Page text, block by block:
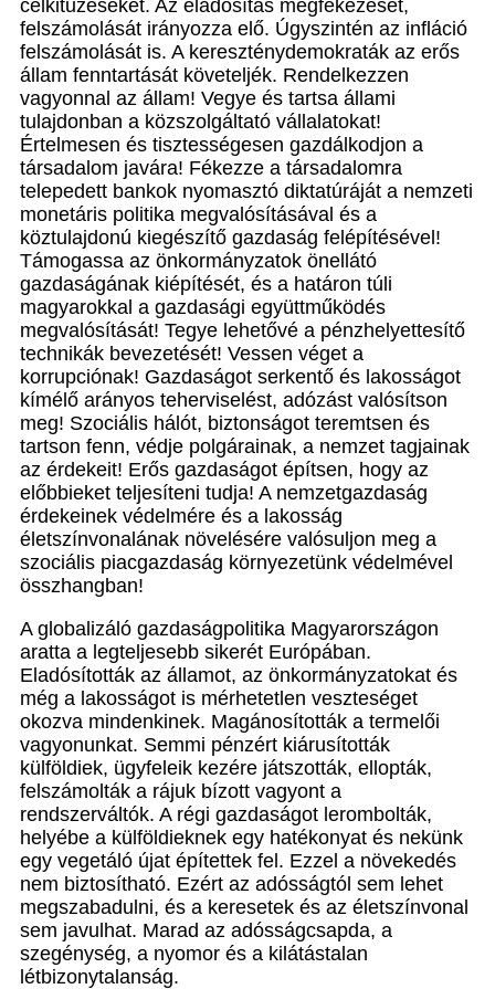
célkitűzéseket. Az eladósítás megfékezését,
felszámolását irányozza elő. Úgyszintén az infláció
felszámolását is. A kereszténydemokraták az erős
állam fenntartását követeljék. Rendelkezzen
vagyonnal az állam! Vegye és tartsa állami
tulajdonban a közszolgáltató vállalatokat!
Értelmesen és tisztességesen gazdálkodjon a
társadalom javára! Fékezze a társadalomra
telepedett bankok nyomasztó diktatúráját a nemzeti
monetáris politika megvalósításával és a
köztulajdonú kiegészítő gazdaság felépítésével!
Támogassa az önkormányzatok önellátó
gazdaságának kiépítését, és a határon túli
magyarokkal a gazdasági együttműködés
megvalósítását! Tegye lehetővé a pénzhelyettesítő
technikák bevezetését! Vessen véget a
korrupciónak! Gazdaságot serkentő és lakosságot
kímélő arányos teherviselést, adózást valósítson
meg! Szociális hálót, biztonságot teremtsen és
tartson fenn, védje polgárainak, a nemzet tagjainak
az érdekeit! Erős gazdaságot építsen, hogy az
előbbieket teljesíteni tudja! A nemzetgazdaság
érdekeinek védelmére és a lakosság
életszínvonalának növelésére valósuljon meg a
szociális piacgazdaság környezetünk védelmével
összhangban!
A globalizáló gazdaságpolitika Magyarországon
aratta a legteljesebb sikerét Európában.
Eladósították az államot, az önkormányzatokat és
még a lakosságot is mérhetetlen veszteséget
okozva mindenkinek. Magánosították a termelői
vagyonunkat. Semmi pénzért kiárusították
külföldiek, ügyfeleik kezére játszották, ellopták,
felszámolták a rájuk bízott vagyont a
rendszerváltók. A régi gazdaságot lerombolták,
helyébe a külföldieknek egy hatékonyat és nekünk
egy vegetáló újat építettek fel. Ezzel a növekedés
nem biztosítható. Ezért az adósságtól sem lehet
megszabadulni, és a keresetek és az életszínvonal
sem javulhat. Marad az adósságcsapda, a
szegénység, a nyomor és a kilátástalan
létbizonytalanság.